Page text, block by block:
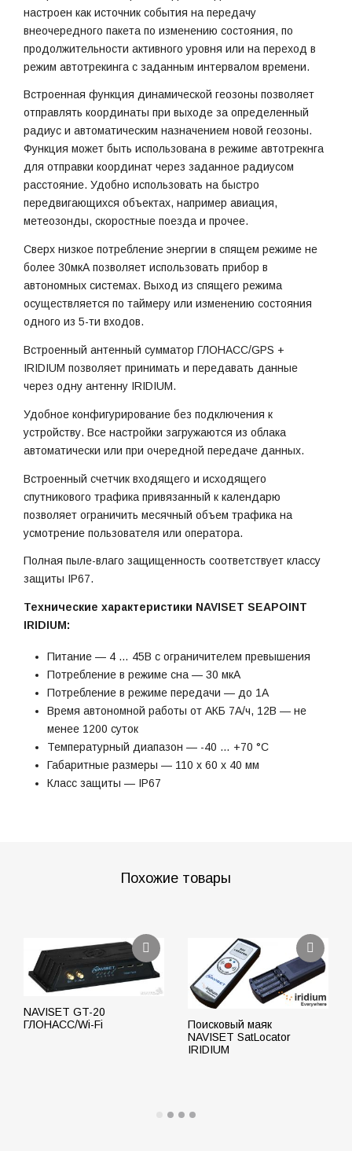
настроен как источник события на передачу
внеочередного пакета по изменению состояния, по
продолжительности активного уровня или на переход в
режим автотрекинга с заданным интервалом времени.
Встроенная функция динамической геозоны позволяет
отправлять координаты при выходе за определенный
радиус и автоматическим назначением новой геозоны.
Функция может быть использована в режиме автотрекнга
для отправки координат через заданное радиусом
расстояние. Удобно использовать на быстро
передвигающихся объектах, например авиация,
метеозонды, скоростные поезда и прочее.
Сверх низкое потребление энергии в спящем режиме не
более 30мкА позволяет использовать прибор в
автономных системах. Выход из спящего режима
осуществляется по таймеру или изменению состояния
одного из 5-ти входов.
Встроенный антенный сумматор ГЛОНАСС/GPS +
IRIDIUM позволяет принимать и передавать данные
через одну антенну IRIDIUM.
Удобное конфигурирование без подключения к
устройству. Все настройки загружаются из облака
автоматически или при очередной передаче данных.
Встроенный счетчик входящего и исходящего
спутникового трафика привязанный к календарю
позволяет ограничить месячный объем трафика на
усмотрение пользователя или оператора.
Полная пыле-влаго защищенность соответствует классу
защиты IP67.
Технические характеристики NAVISET SEAPOINT
IRIDIUM:
Питание — 4 … 45В с ограничителем превышения
Потребление в режиме сна — 30 мкА
Потребление в режиме передачи — до 1А
Время автономной работы от АКБ 7А/ч, 12В — не
менее 1200 суток
Температурный диапазон — -40 … +70 °C
Габаритные размеры — 110 x 60 x 40 мм
Класс защиты — IP67
Похожие товары
NAVISET GT-20
ГЛОНАСС/Wi-Fi
Поисковый маяк
NAVISET SatLocator
IRIDIUM